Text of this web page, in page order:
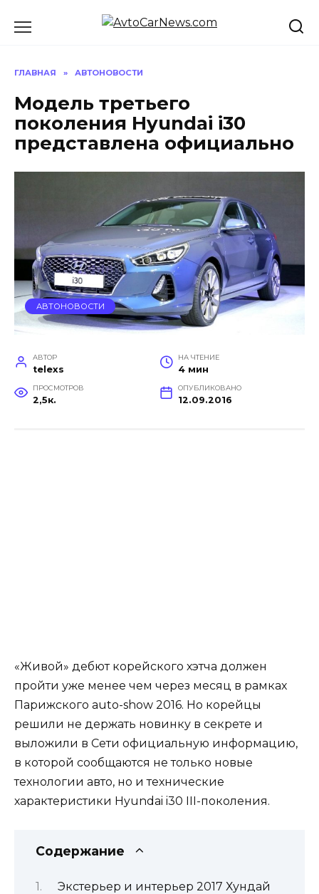
ГЛАВНАЯ » АВТОНОВОСТИ
Модель третьего
поколения Hyundai i30
представлена официально
АВТОНОВОСТИ
АВТОР
telexs
НА ЧТЕНИЕ
4 мин
ПРОСМОТРОВ
2,5к.
ОПУБЛИКОВАНО
12.09.2016
«Живой» дебют корейского хэтча должен
пройти уже менее чем через месяц в рамках
Парижского auto-show 2016. Но корейцы
решили не держать новинку в секрете и
выложили в Сети официальную информацию,
в которой сообщаются не только новые
технологии авто, но и технические
характеристики Hyundai i30 III-поколения.
Содержание
Экстерьер и интерьер 2017 Хундай